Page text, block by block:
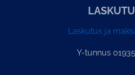
Laskutus ja
Y-tunnus